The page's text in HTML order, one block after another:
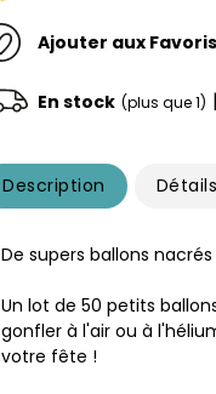
Ajouter aux Favoris
En stock (plus que 1) |
Description Détails
De supers ballons
Un lot de 50 petits
gonfler à l'air ou à
votre fête !